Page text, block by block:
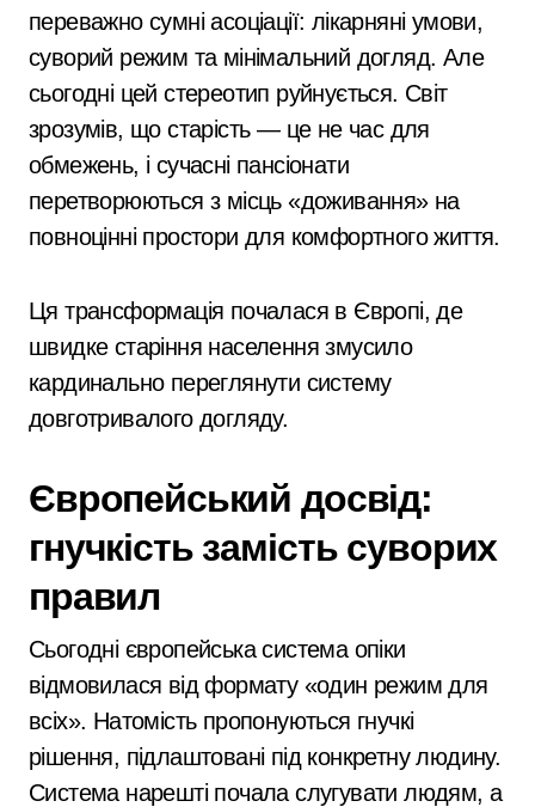
переважно сумні асоціації: лікарняні умови,
суворий режим та мінімальний догляд. Але
сьогодні цей стереотип руйнується. Світ
зрозумів, що старість — це не час для
обмежень, і сучасні пансіонати
перетворюються з місць «доживання» на
повноцінні простори для комфортного життя.
Ця трансформація почалася в Європі, де
швидке старіння населення змусило
кардинально переглянути систему
довготривалого догляду.
Європейський досвід:
гнучкість замість суворих
правил
Сьогодні європейська система опіки
відмовилася від формату «один режим для
всіх». Натомість пропонуються гнучкі
рішення, підлаштовані під конкретну людину.
Система нарешті почала слугувати людям, а